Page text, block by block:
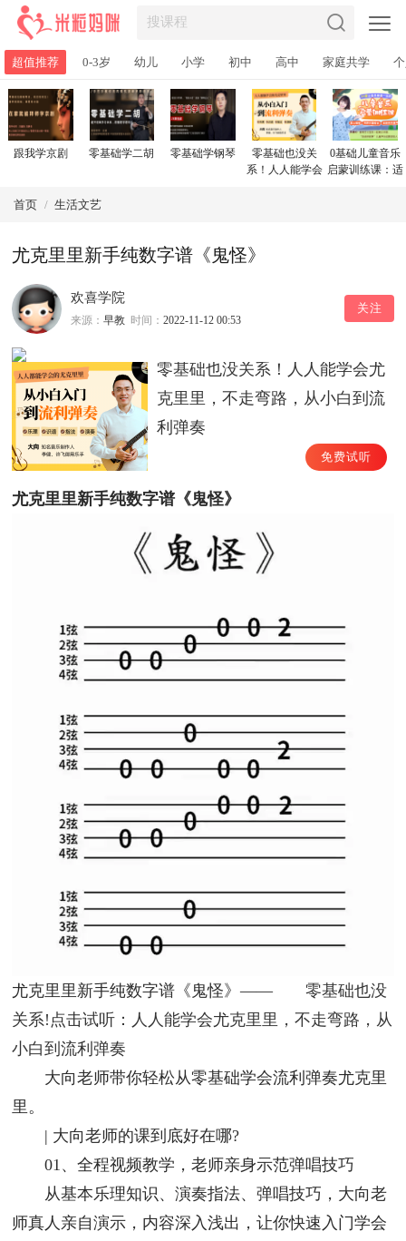
超值推荐 0-3岁 幼儿 小学 初中 高中 家庭共学
跟我学京剧 零基础学二胡 零基础学钢琴
零基础也没关
系！人人能学会
0基础儿童音乐
启蒙训练课：适
首页 / 生活文艺
尤克里里新手纯数字谱《鬼怪》
欢喜学院
关注
来源： 早教 时间： 2022-11-12 00:53
零基础也没关系！人人能学会尤
克里里，不走弯路，从小白到流
利弹奏
免费试听
尤克里里新手纯数字谱《鬼怪》
尤克里里新手纯数字谱《鬼怪》—— 零基础也没
关系!点击试听：人人能学会尤克里里，不走弯路，从
小白到流利弹奏
大向老师带你轻松从零基础学会流利弹奏尤克里
里。
| 大向老师的课到底好在哪?
01、全程视频教学，老师亲身示范弹唱技巧
从基本乐理知识、演奏指法、弹唱技巧，大向老
师真人亲自演示，内容深入浅出，让你快速入门学会